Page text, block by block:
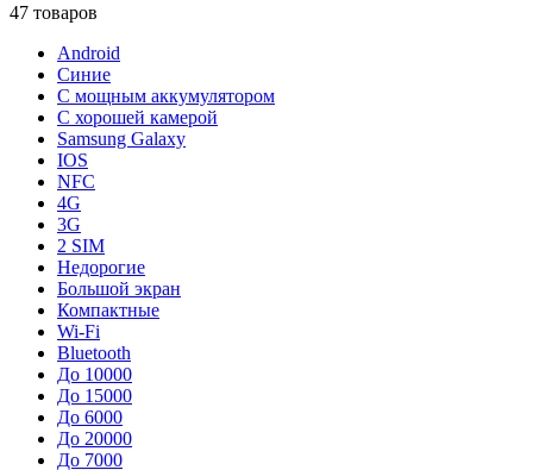
47 товаров
Android
Синие
С мощным аккумулятором
С хорошей камерой
Samsung Galaxy
IOS
NFC
4G
3G
2 SIM
Недорогие
Большой экран
Компактные
Wi-Fi
Bluetooth
До 10000
До 15000
До 6000
До 20000
До 7000